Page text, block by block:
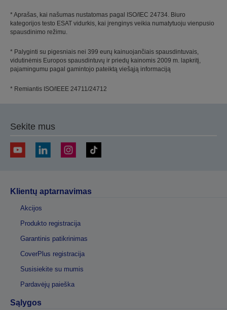
* Aprašas, kai našumas nustatomas pagal ISO/IEC 24734. Biuro
kategorijos testo ESAT vidurkis, kai įrenginys veikia numatytuoju vienpusio
spausdinimo režimu.
* Palyginti su pigesniais nei 399 eurų kainuojančiais spausdintuvais,
vidutinėmis Europos spausdintuvų ir priedų kainomis 2009 m. lapkritį,
pajamingumu pagal gamintojo pateiktą viešąją informaciją
* Remiantis ISO/IEEE 24711/24712
Sekite mus
Klientų aptarnavimas
Akcijos
Produkto registracija
Garantinis patikrinimas
CoverPlus registracija
Susisiekite su mumis
Pardavėjų paieška
Sąlygos